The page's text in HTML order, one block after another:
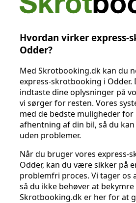
Hvordan virker express-
Odder?
Med Skrotbooking.dk kan du
express-skrotbooking i Odder.
indtaste dine oplysninger på
vi sørger for resten. Vores
med de bedste muligheder
afhentning af din bil, så du
uden problemer.
Når du bruger vores express-
Odder, kan du være sikker på
problemfri proces. Vi tager os
så du ikke behøver at
Skrotbooking.dk er her for at